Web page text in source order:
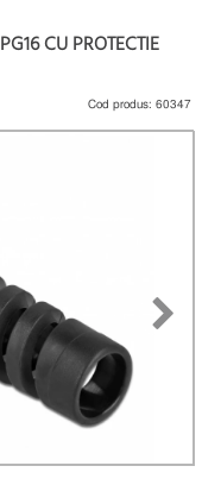
CU PROTECTIE
Cod produs: 60347